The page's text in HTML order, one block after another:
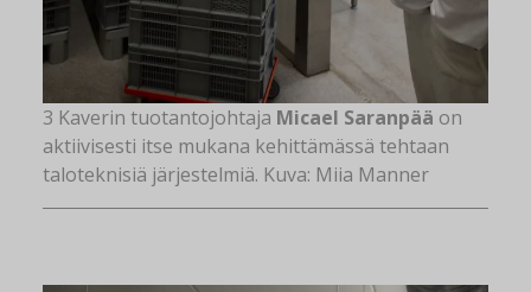
3 Kaverin tuotantojohtaja Micael Saranpää on
aktiivisesti itse mukana kehittämässä tehtaan
taloteknisiä järjestelmiä. Kuva: Miia Manner